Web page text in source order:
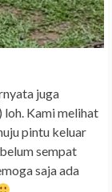
juga
loh. Kami melihat
pintu keluar
sempat
saja ada